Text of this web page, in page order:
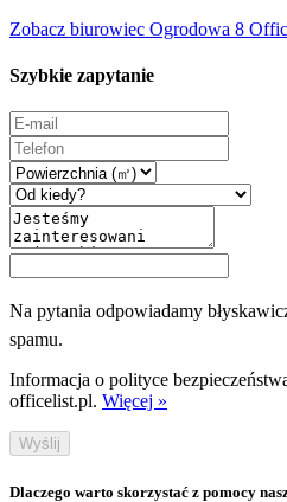
Zobacz biurowiec Ogrodowa 8
Szybkie zapytanie
Na pytania odpowiadamy
spamu.
Informacja o polityce
officelist.pl. Więcej »
Wyślij
Dlaczego warto skorzystać z pomocy